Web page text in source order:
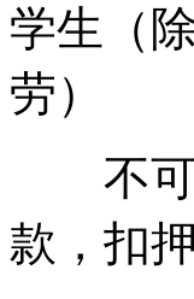
学生（
劳）
不可
款，扣